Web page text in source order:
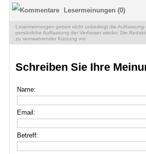
Lesermeinungen (0)
Lesermeinungen geben nicht unbedingt die Auffassung
persönliche Auffassung der Verfasser wieder. Die
zu sinnwahrender Kürzung vor.
Schreiben Sie Ihre
Name:
Email:
Betreff: